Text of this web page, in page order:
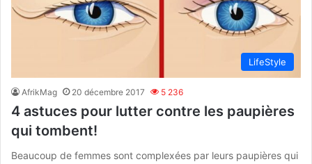
LifeStyle
AfrikMag 20 décembre 2017 5 236
4 astuces pour lutter contre les paupières
qui tombent!
Beaucoup de femmes sont complexées par leurs paupières qui